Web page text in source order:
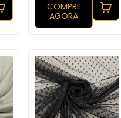
COMPRE
AGORA